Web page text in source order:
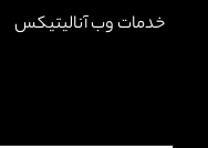
خدمات وب آنالیتیکس